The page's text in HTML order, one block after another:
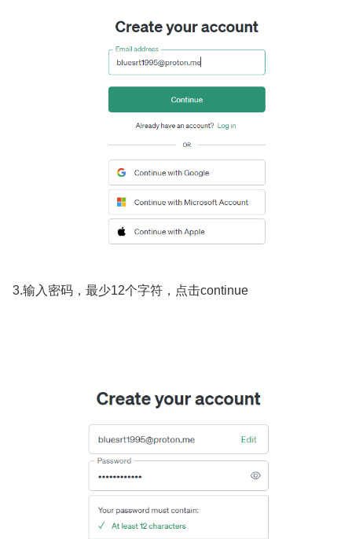
3.输入密码，最少12个字符，点击continue